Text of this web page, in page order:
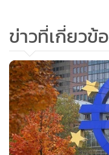
ต่อเนื่องมายังประเทศใน
การพึ่งพาการส่งออกเป็
มาตรการ QE ของสหรัฐ
ใหม่ และกระแสเงินทุนไ
ก็ตาม ในระยะยาวเศรษ
ในปี 2557 นี้ IMF คาดว่
พัฒนาจะสามารถขยายตั
ที่เฉลี่ยประมาณ 2.2%
ข่าวที่เกี่ยวข้